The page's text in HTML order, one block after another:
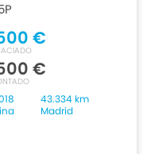
€
€
43.334 km
Madrid